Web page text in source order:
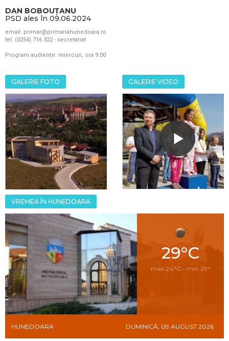
DAN BOBOUȚANU
PSD ales în 09.06.2024
email: primar@primariahunedoara.ro
tel: (0254) 716 322 - secretariat
Program audiențe: miercuri, ora 9:00
GALERIE FOTO GALERIE VIDEO
VREMEA ÎN HUNEDOARA
29°C
max 24°C - min 29°
HUNEDOARA DUMINICĂ, 09 AUGUST 2026